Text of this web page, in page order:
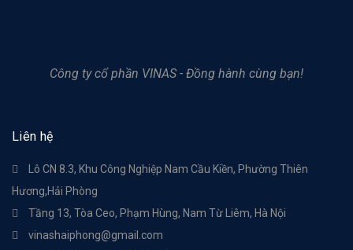
Công ty cổ phần VINAS - Đồng hành cùng bạn!
Liên hệ
Lô CN 8.3, Khu Công Nghiệp Nam Cầu Kiền, Phường Thiên
Hương,Hải Phòng
Tầng 13, Tòa Ceo, Phạm Hùng, Nam Từ Liêm, Hà Nội
vinashaiphong@gmail.com